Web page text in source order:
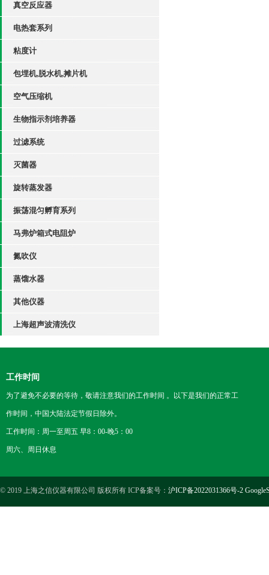
真空反应器
电热套系列
粘度计
包埋机,脱水机,摊片机
空气压缩机
生物指示剂培养器
过滤系统
灭菌器
旋转蒸发器
振荡混匀孵育系列
马弗炉箱式电阻炉
氮吹仪
蒸馏水器
其他仪器
上海超声波清洗仪
工作时间
为了避免不必要的等待，敬请注意我们的工作时间 。以下是我们的正常工
作时间，中国大陆法定节假日除外。
工作时间：周一至周五 早8：00-晚5：00
周六、周日休息
© 2019 上海之信仪器有限公司 版权所有 ICP备案号： 沪ICP备2022031366号-2